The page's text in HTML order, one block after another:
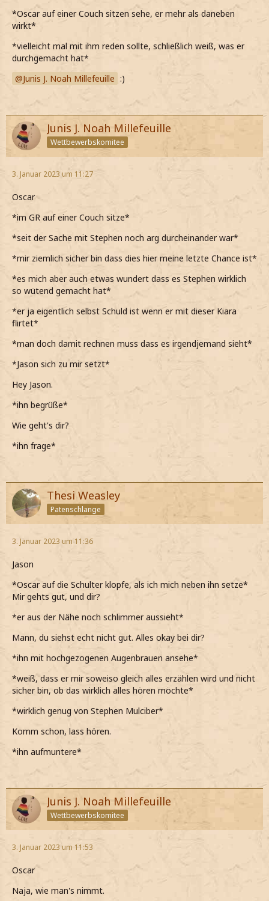
*Oscar auf einer Couch sitzen sehe, er mehr als daneben
wirkt*
*vielleicht mal mit ihm reden sollte, schließlich weiß, was er
durchgemacht hat*
Junis J. Noah Millefeuille :)
Junis J. Noah Millefeuille
Wettbewerbskomitee
3. Januar 2023 um 11:27
Oscar
*im GR auf einer Couch sitze*
*seit der Sache mit Stephen noch arg durcheinander war*
*mir ziemlich sicher bin dass dies hier meine letzte Chance ist*
*es mich aber auch etwas wundert dass es Stephen wirklich
so wütend gemacht hat*
*er ja eigentlich selbst Schuld ist wenn er mit dieser Kiara
flirtet*
*man doch damit rechnen muss dass es irgendjemand sieht*
*Jason sich zu mir setzt*
Hey Jason.
*ihn begrüße*
Wie geht's dir?
*ihn frage*
Thesi Weasley
Patenschlange
3. Januar 2023 um 11:36
Jason
*Oscar auf die Schulter klopfe, als ich mich neben ihn setze*
Mir gehts gut, und dir?
*er aus der Nähe noch schlimmer aussieht*
Mann, du siehst echt nicht gut. Alles okay bei dir?
*ihn mit hochgezogenen Augenbrauen ansehe*
*weiß, dass er mir soweiso gleich alles erzählen wird und nicht
sicher bin, ob das wirklich alles hören möchte*
*wirklich genug von Stephen Mulciber*
Komm schon, lass hören.
*ihn aufmuntere*
Junis J. Noah Millefeuille
Wettbewerbskomitee
3. Januar 2023 um 11:53
Oscar
Naja, wie man's nimmt.